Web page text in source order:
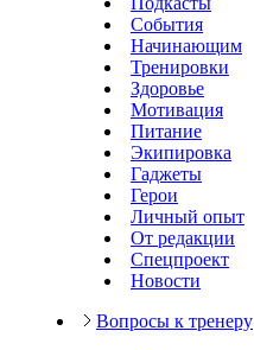
События
Начинающим
Тренировки
Здоровье
Мотивация
Питание
Экипировка
Гаджеты
Герои
Личный опыт
От редакции
Спецпроект
Новости
Вопросы к тренеру